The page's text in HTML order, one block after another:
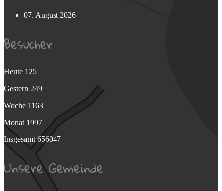
07. August 2026
Besucher
Heute 125
Gestern 249
Woche 1163
Monat 1997
Insgesamt656047
Unsere Gemeinde